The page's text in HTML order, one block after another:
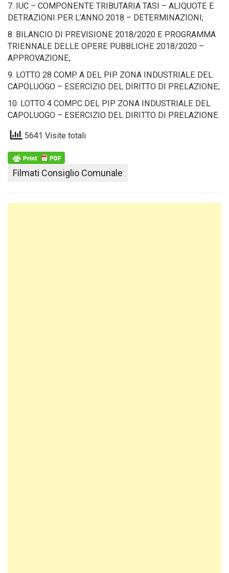
7. IUC – COMPONENTE TRIBUTARIA TASI – ALIQUOTE E
DETRAZIONI PER L’ANNO 2018 – DETERMINAZIONI;
8. BILANCIO DI PREVISIONE 2018/2020 E PROGRAMMA
TRIENNALE DELLE OPERE PUBBLICHE 2018/2020 –
APPROVAZIONE;
9. LOTTO 28 COMP. A DEL PIP ZONA INDUSTRIALE DEL
CAPOLUOGO – ESERCIZIO DEL DIRITTO DI PRELAZIONE;
10. LOTTO 4 COMP.C DEL PIP ZONA INDUSTRIALE DEL
CAPOLUOGO – ESERCIZIO DEL DIRITTO DI PRELAZIONE.
5641 Visite totali
Filmati Consiglio Comunale